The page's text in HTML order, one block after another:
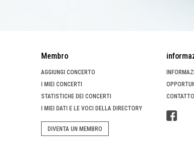
Membro
AGGIUNGI CONCERTO
I MIEI CONCERTI
STATISTICHE DEI CONCERTI
I MIEI DATI E LE VOCI DELLA DIRECTORY
DIVENTA UN MEMBRO
CONTATTO